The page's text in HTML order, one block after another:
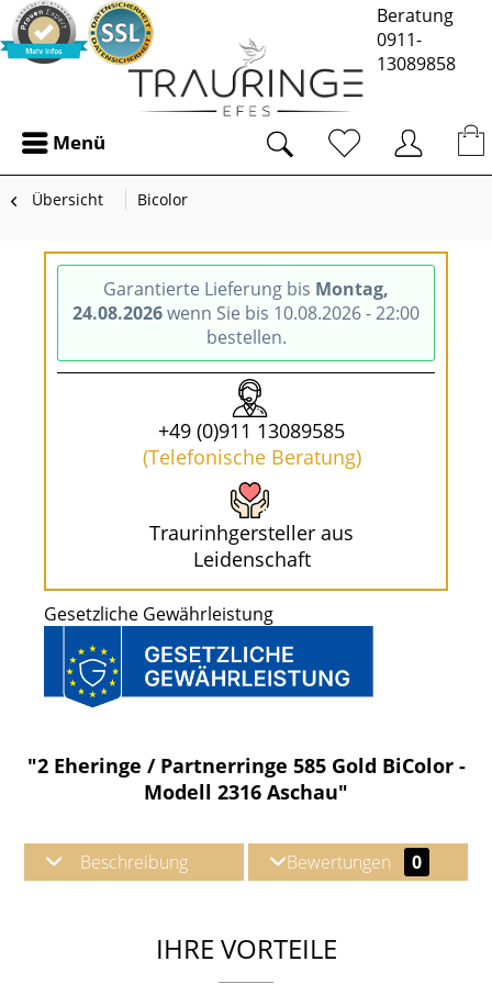
Beratung
0911-
13089858
Menü
Übersicht Bicolor
Garantierte Lieferung bis Montag,
24.08.2026wenn Sie bis 10.08.2026 - 22:00
bestellen.
+49 (0)911 13089585
(Telefonische Beratung)
Traurinhgersteller aus
Leidenschaft
Gesetzliche Gewährleistung
"2 Eheringe / Partnerringe 585 Gold BiColor -
Modell 2316 Aschau"
Beschreibung Bewertungen 0
IHRE VORTEILE